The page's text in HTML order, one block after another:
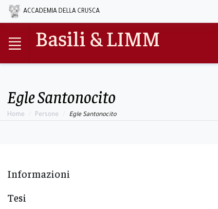
ACCADEMIA DELLA CRUSCA
Basili & LIMM
Egle Santonocito
Home Persone Egle Santonocito
Informazioni
Tesi